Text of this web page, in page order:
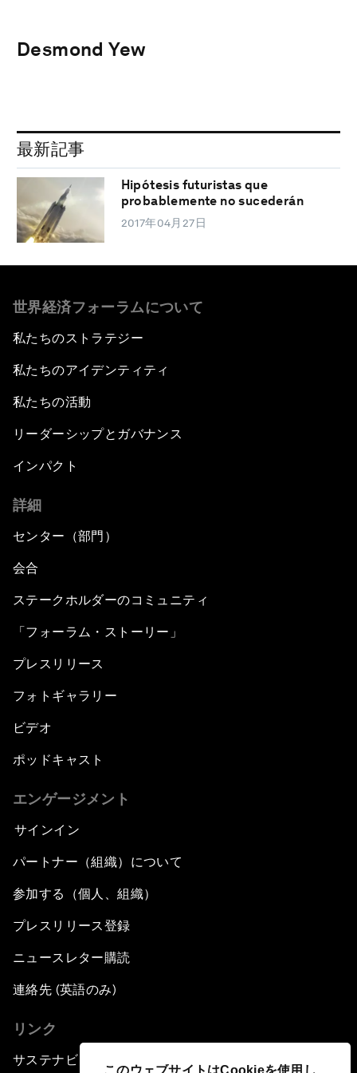
このウェブサイトはCookieを使用し
Desmond Yew
最新記事
Hipótesis futuristas que
probablemente no sucederán
2017年04月27日
世界経済フォーラムについて
私たちのストラテジー
私たちのアイデンティティ
私たちの活動
リーダーシップとガバナンス
インパクト
詳細
センター（部門）
会合
ステークホルダーのコミュニティ
「フォーラム・ストーリー」
プレスリリース
フォトギャラリー
ビデオ
ポッドキャスト
エンゲージメント
サインイン
パートナー（組織）について
参加する（個人、組織）
プレスリリース登録
ニュースレター購読
連絡先 (英語のみ)
リンク
サステナビリティへの取り組み